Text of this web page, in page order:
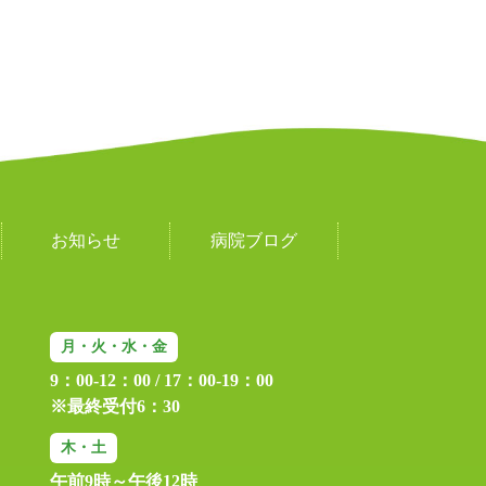
お知らせ 病院ブログ
月・火・水・金
9：00-12：00 / 17：00-19：00
※最終受付6：30
木・土
午前9時～午後12時